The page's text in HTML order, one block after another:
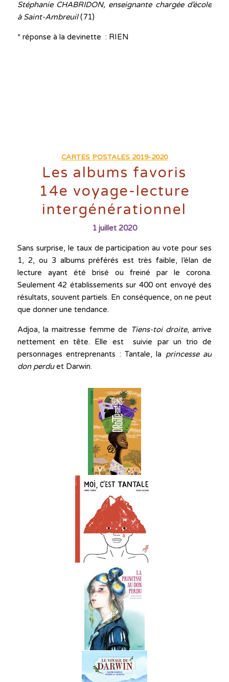
Stéphanie CHABRIDON, enseignante chargée d’école
à Saint-Ambreuil(71)
* réponse à la devinette : RIEN
CARTES POSTALES 2019-2020
Les albums favoris
14e voyage-lecture
intergénérationnel
1 juillet 2020
Sans surprise, le taux de participation au vote pour ses
1, 2, ou 3 albums préférés est très faible, l’élan de
lecture ayant été brisé ou freiné par le corona.
Seulement 42 établissements sur 400 ont envoyé des
résultats, souvent partiels. En conséquence, on ne peut
que donner une tendance.
Adjoa, la maitresse femme de Tiens-toi droite, arrive
nettement en tête. Elle est suivie par un trio de
personnages entreprenants : Tantale, la princesse au
don perduet Darwin.